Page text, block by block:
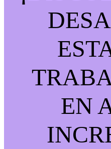
EN